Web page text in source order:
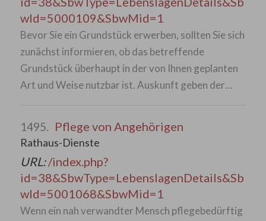
wId=5000109&SbwMid=1
Bevor Sie ein Grundstück erwerben, sollten Sie sich
zunächst informieren, ob das betreffende
Grundstück überhaupt in der von Ihnen geplanten
Art und Weise nutzbar ist. Auskunft geben der…
1495. Pflege von Angehörigen
Rathaus-Dienste
URL:/index.php?
id=38&SbwType=LebenslagenDetails&Sb
wId=5001068&SbwMid=1
Wenn ein nah verwandter Mensch pflegebedürftig